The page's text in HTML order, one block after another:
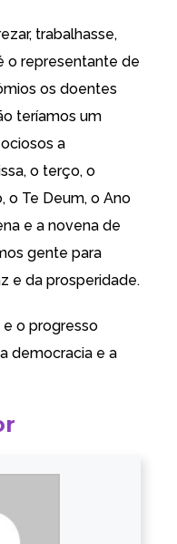
trabalhasse,
o representante de
os doentes
teríamos um
a
o terço, o
o Te Deum, o Ano
e a novena de
gente para
e da prosperidade.
e o progresso
democracia e a